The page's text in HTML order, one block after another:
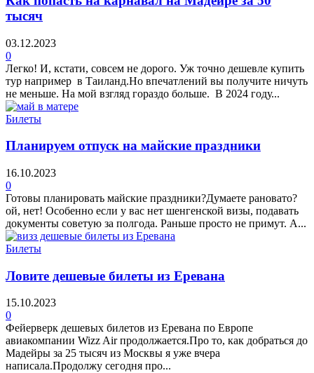
тысяч
03.12.2023
0
Легко! И, кстати, совсем не дорого. Уж точно дешевле купить
тур например в Таиланд.Но впечатлений вы получите ничуть
не меньше. На мой взгляд гораздо больше. В 2024 году...
Билеты
Планируем отпуск на майские праздники
16.10.2023
0
Готовы планировать майские праздники?Думаете рановато?
ой, нет! Особенно если у вас нет шенгенской визы, подавать
документы советую за полгода. Раньше просто не примут. А...
Билеты
Ловите дешевые билеты из Еревана
15.10.2023
0
Фейерверк дешевых билетов из Еревана по Европе
авиакомпании Wizz Air продолжается.Про то, как добраться до
Мадейры за 25 тысяч из Москвы я уже вчера
написала.Продолжу сегодня про...